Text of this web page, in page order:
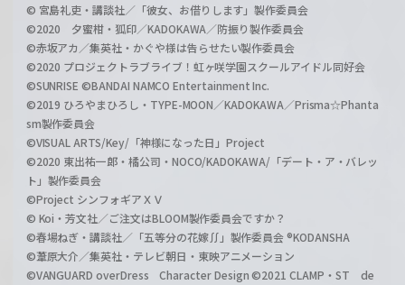
© 宮島礼吏・講談社／「彼女、お借りします」製作委員会
©2020 夕蜜柑・狐印／KADOKAWA／防振り製作委員会
©赤坂アカ／集英社・かぐや様は告らせたい製作委員会
©2020 プロジェクトラブライブ！虹ヶ咲学園スクールアイドル同好会
©SUNRISE ©BANDAI NAMCO Entertainment Inc.
©2019 ひろやまひろし・TYPE-MOON／KADOKAWA／Prisma☆Phanta
sm製作委員会
©VISUAL ARTS/Key/「神様になった日」Project
©2020 東出祐一郎・橘公司・NOCO/KADOKAWA/「デート・ア・バレッ
ト」製作委員会
©Project シンフォギアＸＶ
© Koi・芳文社／ご注文はBLOOM製作委員会ですか？
©春場ねぎ・講談社／「五等分の花嫁∬」製作委員会 ®KODANSHA
©葦原大介／集英社・テレビ朝日・東映アニメーション
©VANGUARD overDress Character Design ©2021 CLAMP・ST de